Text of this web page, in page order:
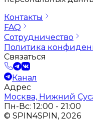
Контакты
FAQ
Сотрудничество
Политика
Связаться
Канал
Адрес
Москва, Нижний
Пн-Вс: 12:00 - 21:00
© SPIN4SPIN, 2026